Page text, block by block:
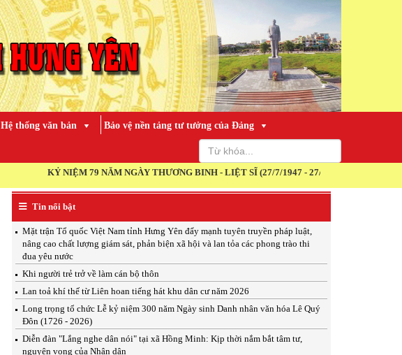
Hệ thống văn bản Bảo vệ nền tảng tư tưởng của Đảng
KỶ NIỆM 79 NĂM NGÀY THƯƠNG BINH - LIỆT SĨ (27/7/1947 - 27/7/2026)
Tin nổi bật
Mặt trận Tổ quốc Việt Nam tỉnh Hưng Yên đẩy mạnh tuyên truyền pháp luật,
nâng cao chất lượng giám sát, phản biện xã hội và lan tỏa các phong trào thi
đua yêu nước
Khi người trẻ trở về làm cán bộ thôn
Lan toả khí thế từ Liên hoan tiếng hát khu dân cư năm 2026
Long trọng tổ chức Lễ kỷ niệm 300 năm Ngày sinh Danh nhân văn hóa Lê Quý
Đôn (1726 - 2026)
Diễn đàn "Lắng nghe dân nói" tại xã Hồng Minh: Kịp thời nắm bắt tâm tư,
nguyện vọng của Nhân dân